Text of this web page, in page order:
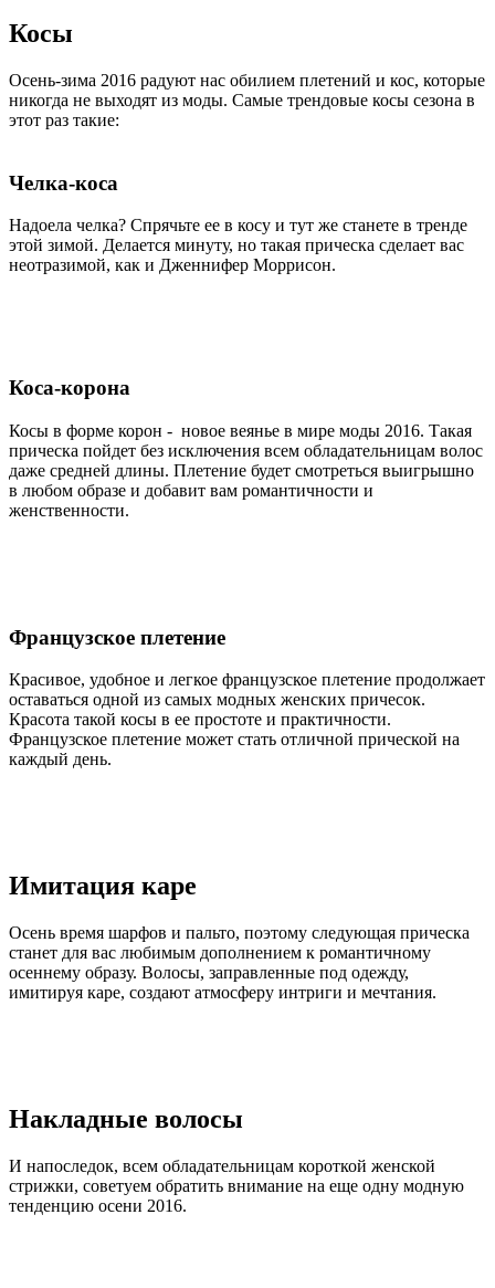
Косы
Осень-зима 2016 радуют нас обилием плетений и кос, которые
никогда не выходят из моды. Самые трендовые косы сезона в
этот раз такие:
Челка-коса
Надоела челка? Спрячьте ее в косу и тут же станете в тренде
этой зимой. Делается минуту, но такая прическа сделает вас
неотразимой, как и Дженнифер Моррисон.
Коса-корона
Косы в форме корон - новое веянье в мире моды 2016. Такая
прическа пойдет без исключения всем обладательницам волос
даже средней длины. Плетение будет смотреться выигрышно
в любом образе и добавит вам романтичности и
женственности.
Французское плетение
Красивое, удобное и легкое французское плетение продолжает
оставаться одной из самых модных женских причесок.
Красота такой косы в ее простоте и практичности.
Французское плетение может стать отличной прической на
каждый день.
Имитация каре
Осень время шарфов и пальто, поэтому следующая прическа
станет для вас любимым дополнением к романтичному
осеннему образу. Волосы, заправленные под одежду,
имитируя каре, создают атмосферу интриги и мечтания.
Накладные волосы
И напоследок, всем обладательницам короткой женской
стрижки, советуем обратить внимание на еще одну модную
тенденцию осени 2016.